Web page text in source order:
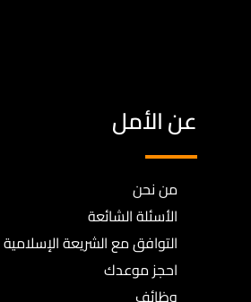
عن الأمل
من نحن
الأسئلة الشائعة
التوافق مع الشريعة الإسلامية
احجز موعدك
وظائف